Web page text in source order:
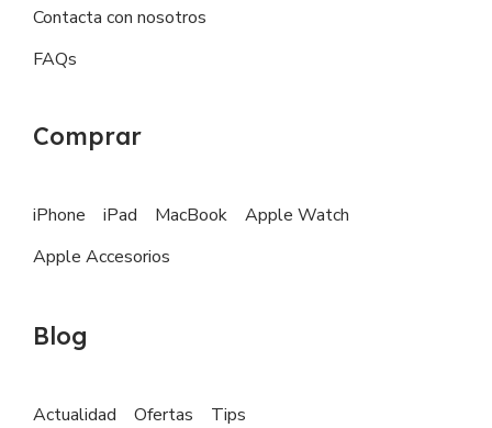
Contacta con nosotros
FAQs
Comprar
iPhone iPad MacBook
Apple Watch
Apple Accesorios
Blog
Actualidad Ofertas Tips